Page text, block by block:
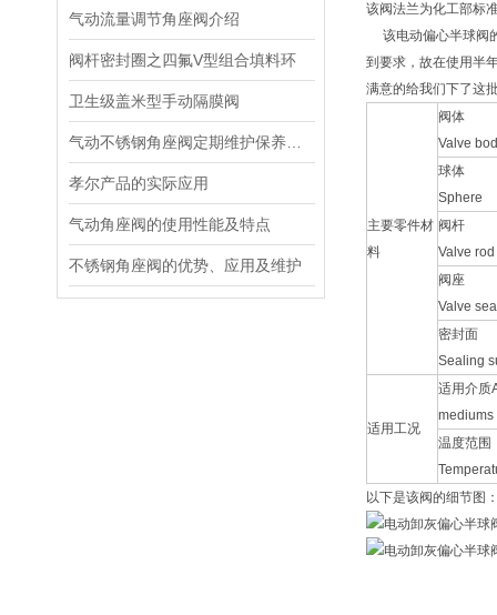
气动流量调节角座阀介绍
阀杆密封圈之四氟V型组合填料环
卫生级盖米型手动隔膜阀
孝尔产品的实际应用
气动角座阀的使用性能及特点
不锈钢角座阀的优势、应用及维护
该阀法兰为化工部标
该电动偏心半球阀
到要求，故在使用半
满意的给我们下了这
主要零件材
料
阀体
Valve
球体
Sphere
阀杆
Valve rod
阀座
Valve
密封面
Sealing
适用工况
适用介质
mediums
温度范围
以下是该阀的细节图